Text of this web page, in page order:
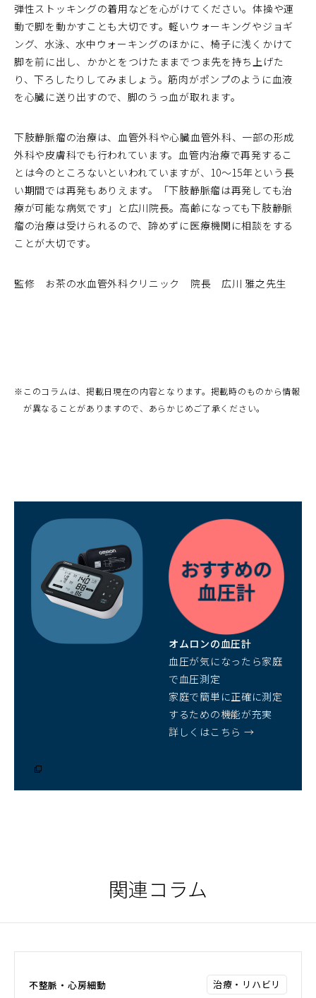
弾性ストッキングの着用などを心がけてください。体操や運
動で脚を動かすことも大切です。軽いウォーキングやジョギ
ング、水泳、水中ウォーキングのほかに、椅子に浅くかけて
脚を前に出し、かかとをつけたままでつま先を持ち上げた
り、下ろしたりしてみましょう。筋肉がポンプのように血液
を心臓に送り出すので、脚のうっ血が取れます。
下肢静脈瘤の治療は、血管外科や心臓血管外科、一部の形成
外科や皮膚科でも行われています。血管内治療で再発するこ
とは今のところないといわれていますが、10～15年という長
い期間では再発もありえます。「下肢静脈瘤は再発しても治
療が可能な病気です」と広川院長。高齢になっても下肢静脈
瘤の治療は受けられるので、諦めずに医療機関に相談をする
ことが大切です。
監修 お茶の水血管外科クリニック 院長 広川 雅之先生
※ このコラムは、掲載日現在の内容となります。掲載時のものから情報
が異なることがありますので、あらかじめご了承ください。
オムロンの血圧計
血圧が気になったら家庭
で血圧測定
家庭で簡単に正確に測定
するための機能が充実
詳しくはこちら →
関連コラム
不整脈・心房細動 治療・リハビリ